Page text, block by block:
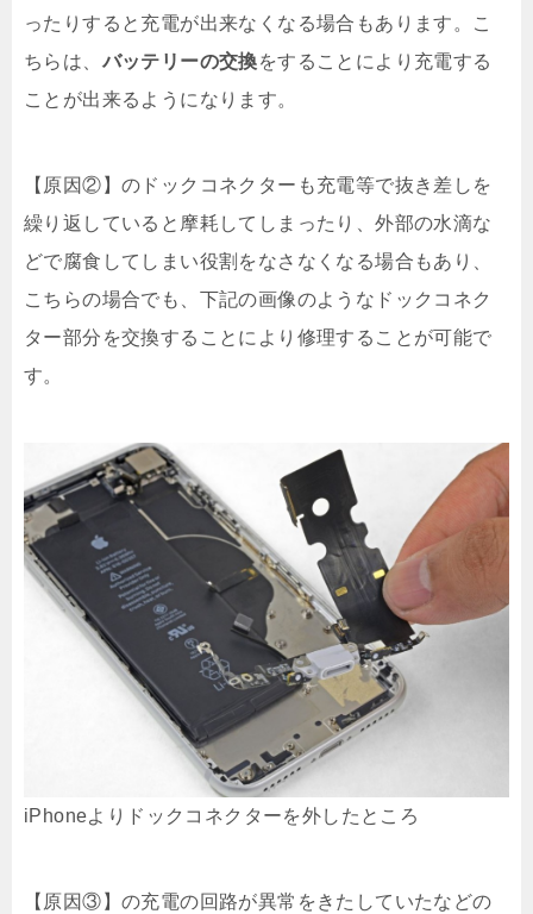
ったりすると充電が出来なくなる場合もあります。こ
ちらは、 バッテリーの交換をすることにより充電する
ことが出来るようになります。
【原因②】のドックコネクターも充電等で抜き差しを
繰り返していると摩耗してしまったり、外部の水滴な
どで腐食してしまい役割をなさなくなる場合もあり、
こちらの場合でも、下記の画像のようなドックコネク
ター部分を交換することにより修理することが可能で
す。
iPhoneよりドックコネクターを外したところ
【原因③】の充電の回路が異常をきたしていたなどの